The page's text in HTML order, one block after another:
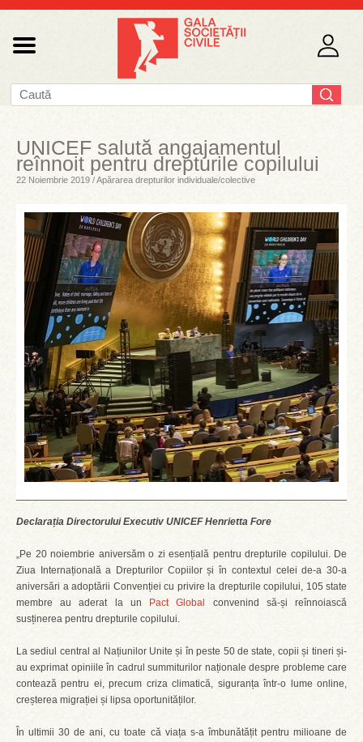
UNICEF salută angajamentul
reînnoit pentru drepturile copilului
22 Noiembrie 2019 / Apărarea drepturilor individuale/colective
Declarația Directorului Executiv UNICEF Henrietta Fore
„Pe 20 noiembrie aniversăm o zi esențială pentru drepturile copilului. De
Ziua Internațională a Drepturilor Copiilor și în contextul celei de-a 30-a
aniversări a adoptării Convenției cu privire la drepturile copilului, 105 state
membre au aderat la un
Pact Global
convenind să-și reînnoiască
susținerea pentru drepturile copilului.
La sediul central al Națiunilor Unite și în peste 50 de state, copii și tineri și-
au exprimat opiniile în cadrul summiturilor naționale despre probleme care
contează pentru ei, precum criza climatică, siguranța într-o lume online,
creșterea migrației și lipsa oportunităților.
În ultimii 30 de ani, cu toate că viața s-a îmbunătățit pentru milioane de